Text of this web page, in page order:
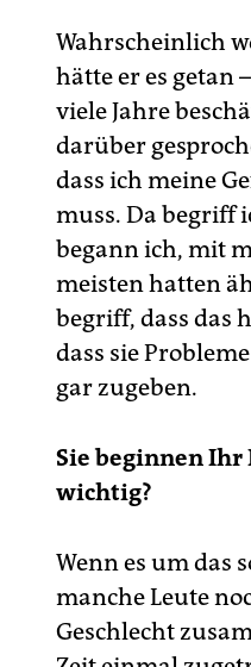
Wahrscheinlich
hätte er es getan
viele Jahre
darüber
dass ich meine
muss. Da begriff
begann ich, mit
meisten hatten
begriff, dass das
dass sie
gar zugeben.
Sie beginnen
wichtig?
Wenn es um das
manche Leute
Geschlecht